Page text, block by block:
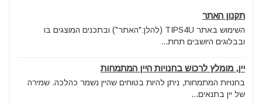
תקנון האתר
השימוש באתר TIPS4U (להלן:"האתר") ובתכנים המוצגים בו
ובבלוגים היושבים תחת...
יין, מומלץ לרכוש בחנויות היין המתמחות
בחנויות המתמחות, ניתן להיות בטוחים שהיין נשמר כהלכה. שמירה
של יין בתנאים...